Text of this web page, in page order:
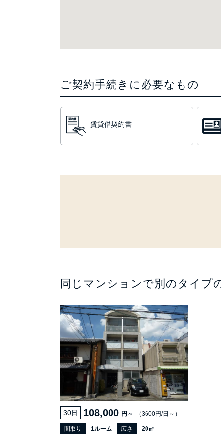
ご契約手続きに必要なもの
賃貸借契約書
同じマンションで別のタイプ
30日 108,000 円～ （3600円/日～）
間取り 1ルーム 広さ 20㎡